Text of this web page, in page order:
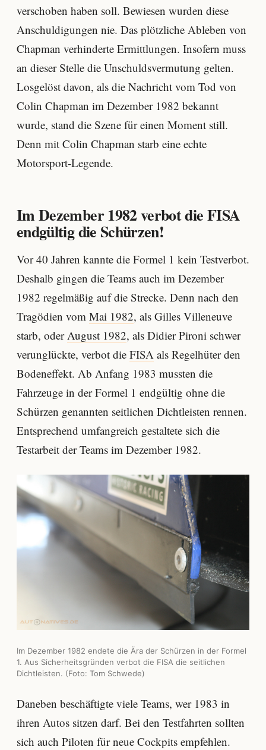
verschoben haben soll. Bewiesen wurden diese
Anschuldigungen nie. Das plötzliche Ableben von
Chapman verhinderte Ermittlungen. Insofern muss
an dieser Stelle die Unschuldsvermutung gelten.
Losgelöst davon, als die Nachricht vom Tod von
Colin Chapman im Dezember 1982 bekannt
wurde, stand die Szene für einen Moment still.
Denn mit Colin Chapman starb eine echte
Motorsport-Legende.
Im Dezember 1982 verbot die FISA
endgültig die Schürzen!
Vor 40 Jahren kannte die Formel 1 kein Testverbot.
Deshalb gingen die Teams auch im Dezember
1982 regelmäßig auf die Strecke. Denn nach den
Tragödien vom Mai 1982, als Gilles Villeneuve
starb, oderAugust 1982, als Didier Pironi schwer
verunglückte, verbot die FISA als Regelhüter den
Bodeneffekt. Ab Anfang 1983 mussten die
Fahrzeuge in der Formel 1 endgültig ohne die
Schürzen genannten seitlichen Dichtleisten rennen.
Entsprechend umfangreich gestaltete sich die
Testarbeit der Teams im Dezember 1982.
Im Dezember 1982 endete die Ära der Schürzen in der Formel
1. Aus Sicherheitsgründen verbot die FISA die seitlichen
Dichtleisten. (Foto: Tom Schwede)
Daneben beschäftigte viele Teams, wer 1983 in
ihren Autos sitzen darf. Bei den Testfahrten sollten
sich auch Piloten für neue Cockpits empfehlen.